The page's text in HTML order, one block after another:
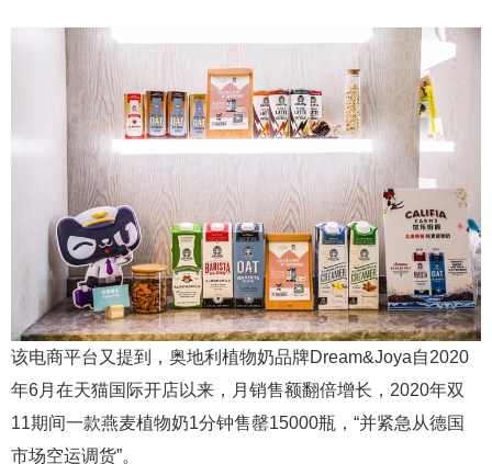
该电商平台又提到，奥地利植物奶品牌Dream&Joya自2020
年6月在天猫国际开店以来，月销售额翻倍增长，2020年双
11期间一款燕麦植物奶1分钟售罄15000瓶，“并紧急从德国
市场空运调货”。